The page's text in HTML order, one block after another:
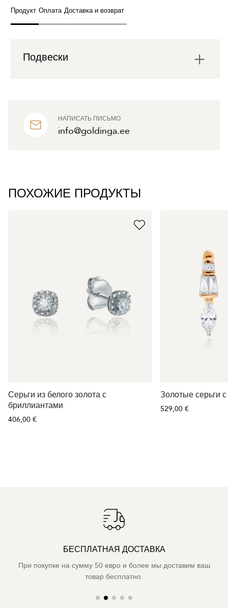
НАПИСАТЬ ПИСЬМО
info@goldinga.ee
Продукт Оплата Доставка и возврат
Подвески
ПОХОЖИЕ ПРОДУКТЫ
Серьги из белого золота с
бриллиантами
406,00 €
Золотые серьги
529,00 €
БЕСПЛАТНАЯ ДОСТАВКА
При покупке на сумму 50 евро и более мы доставим ваш
товар бесплатно.